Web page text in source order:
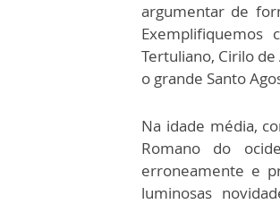
argumentar de
Tertuliano, Cirilo
o grande Santo
Na idade média,
Romano do
erroneamente e
luminosas